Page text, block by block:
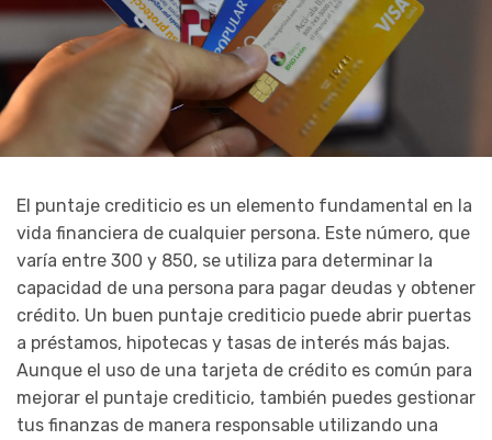
El puntaje crediticio es un elemento fundamental en la
vida financiera de cualquier persona. Este número, que
varía entre 300 y 850, se utiliza para determinar la
capacidad de una persona para pagar deudas y obtener
crédito. Un buen puntaje crediticio puede abrir puertas
a préstamos, hipotecas y tasas de interés más bajas.
Aunque el uso de una tarjeta de crédito es común para
mejorar el puntaje crediticio, también puedes gestionar
tus finanzas de manera responsable utilizando una